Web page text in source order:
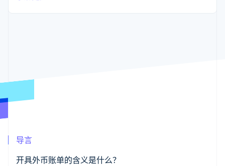
碳移除
立即观看
酒店、旅游与休闲
联系销售
导言
开具外币账单的含义是什么？